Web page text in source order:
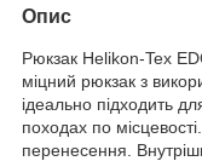
Опис
Рюкзак Helikon-Tex
міцний рюкзак з
ідеально підходить
походах по
перенесення.